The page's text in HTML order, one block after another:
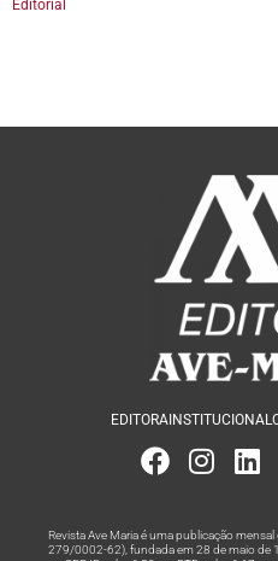
Editorial
EDITORA INSTITUCIONAL
Revista Ave Maria é uma publicação
279/0002-62), fundada em 28 de maio de